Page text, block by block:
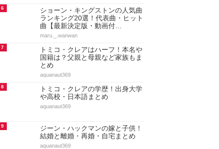
6
ショーン・キングストンの人気曲
ランキング20選！代表曲・ヒット
曲【最新決定版・動画付…
maru._.wanwan
7
トミコ・クレアはハーフ！本名や
国籍は？父親と母親など家族もま
とめ
aquanaut369
8
トミコ・クレアの学歴！出身大学
や高校・日本語まとめ
aquanaut369
9
ジーン・ハックマンの嫁と子供！
結婚と離婚・再婚・自宅まとめ
aquanaut369